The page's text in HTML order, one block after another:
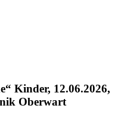
Kinder, 12.06.2026,
Oberwart